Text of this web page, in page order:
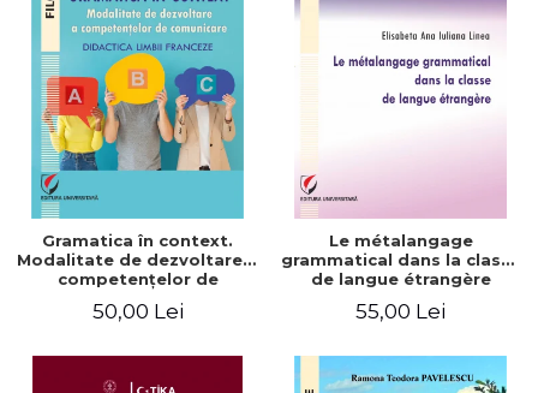
Gramatica în context.
Modalitate de dezvoltare a
competenţelor de
limbii franceze
50,00 Lei
Le métalangage
grammatical dans la classe
de langue étrangère
55,00 Lei